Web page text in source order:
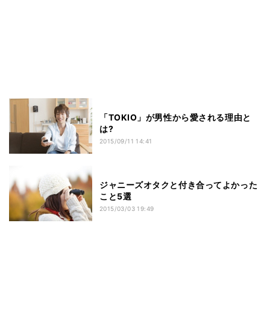
「TOKIO」が男性から愛される理由と
は?
2015/09/11 14:41
ジャニーズオタクと付き合ってよかった
こと5選
2015/03/03 19:49